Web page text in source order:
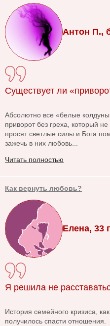
Антон П.,
Существует ли
Абсолютно все «белые
приворот без греха, который
просят светлые силы и Бога
зажечь в них любовь...
Читать полностью
Как вернуть любовь?
Елена, 33
Я решила не
История семейного кризиса,
получилось спасти отношения.